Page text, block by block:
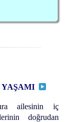
YAŞAMI
ailesinin iç
doğrudan